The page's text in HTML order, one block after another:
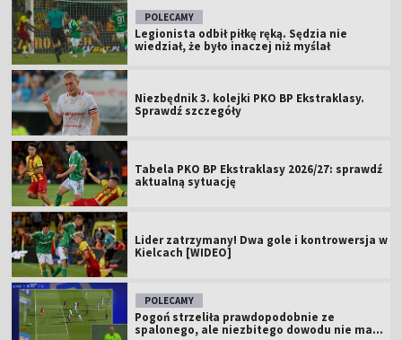
POLECAMY
Legionista odbił piłkę ręką. Sędzia nie
wiedział, że było inaczej niż myślał
Niezbędnik 3. kolejki PKO BP Ekstraklasy.
Sprawdź szczegóły
Tabela PKO BP Ekstraklasy 2026/27: sprawdź
aktualną sytuację
Lider zatrzymany! Dwa gole i kontrowersja w
Kielcach [WIDEO]
POLECAMY
Pogoń strzeliła prawdopodobnie ze
spalonego, ale niezbitego dowodu nie ma...